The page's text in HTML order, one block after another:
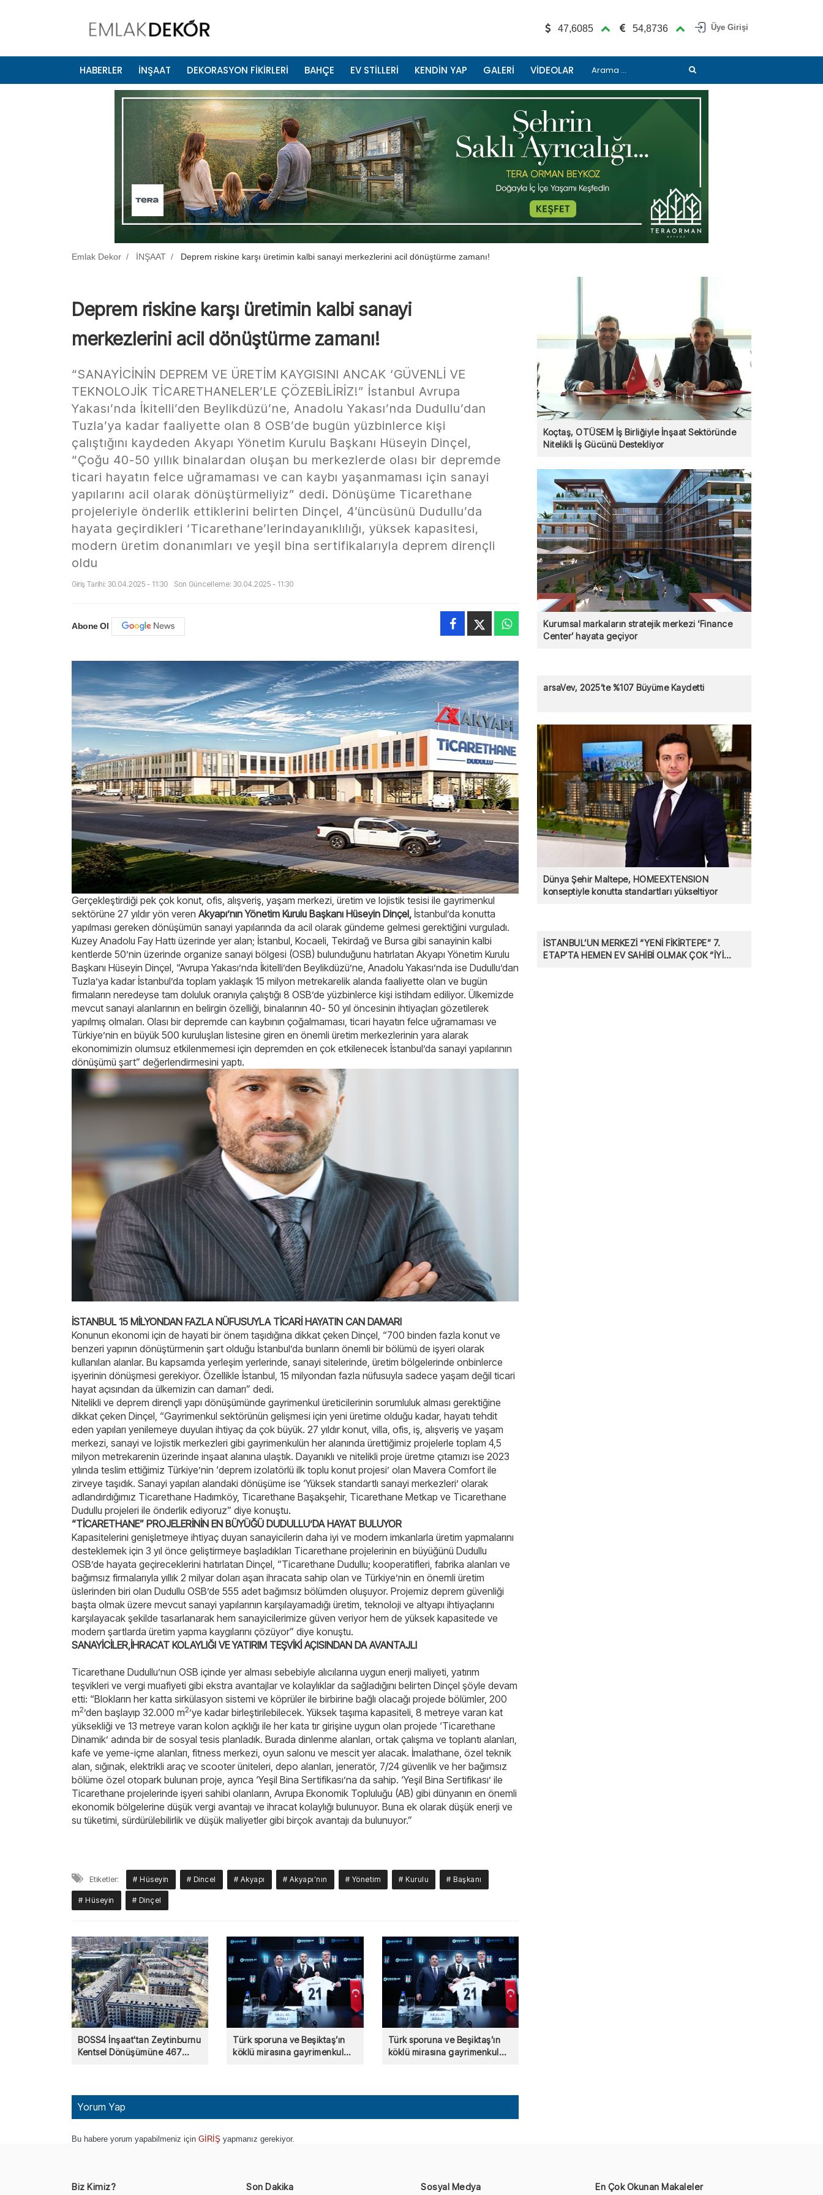
47,6085 54,8736 Üye Girişi
HABERLER İNŞAAT DEKORASYON FİKİRLERİ BAHÇE EV STİLLERİ KENDİN YAP GALERİ VİDEOLAR
Emlak Dekor İNŞAAT Deprem riskine karşı üretimin kalbi sanayi merkezlerini acil dönüştürme zamanı!
Deprem riskine karşı üretimin kalbi sanayi
merkezlerini acil dönüştürme zamanı!
“SANAYİCİNİN DEPREM VE ÜRETİM KAYGISINI ANCAK ‘GÜVENLİ VE
TEKNOLOJİK TİCARETHANELER’LE ÇÖZEBİLİRİZ!” İstanbul Avrupa
Yakası’nda İkitelli’den Beylikdüzü’ne, Anadolu Yakası’nda Dudullu’dan
Tuzla’ya kadar faaliyette olan 8 OSB’de bugün yüzbinlerce kişi
çalıştığını kaydeden Akyapı Yönetim Kurulu Başkanı Hüseyin Dinçel,
“Çoğu 40-50 yıllık binalardan oluşan bu merkezlerde olası bir depremde
ticari hayatın felce uğramaması ve can kaybı yaşanmaması için sanayi
yapılarını acil olarak dönüştürmeliyiz” dedi. Dönüşüme Ticarethane
projeleriyle önderlik ettiklerini belirten Dinçel, 4’üncüsünü Dudullu’da
hayata geçirdikleri ‘Ticarethane’lerindayanıklılığı, yüksek kapasitesi,
modern üretim donanımları ve yeşil bina sertifikalarıyla deprem dirençli
oldu
Giriş Tarihi: 30.04.2025 - 11:30 Son Güncelleme: 30.04.2025 - 11:30
Abone Ol
Gerçekleştirdiği pek çok konut, ofis, alışveriş, yaşam merkezi, üretim ve lojistik tesisi ile gayrimenkul
sektörüne 27 yıldır yön veren Akyapı’nın Yönetim Kurulu Başkanı Hüseyin Dinçel, İstanbul’da konutta
yapılması gereken dönüşümün sanayi yapılarında da acil olarak gündeme gelmesi gerektiğini vurguladı.
Kuzey Anadolu Fay Hattı üzerinde yer alan; İstanbul, Kocaeli, Tekirdağ ve Bursa gibi sanayinin kalbi
kentlerde 50’nin üzerinde organize sanayi bölgesi (OSB) bulunduğunu hatırlatan Akyapı Yönetim Kurulu
Başkanı Hüseyin Dinçel, “Avrupa Yakası’nda İkitelli’den Beylikdüzü’ne, Anadolu Yakası’nda ise Dudullu’dan
Tuzla’ya kadar İstanbul’da toplam yaklaşık 15 milyon metrekarelik alanda faaliyette olan ve bugün
firmaların neredeyse tam doluluk oranıyla çalıştığı 8 OSB’de yüzbinlerce kişi istihdam ediliyor. Ülkemizde
mevcut sanayi alanlarının en belirgin özelliği, binalarının 40- 50 yıl öncesinin ihtiyaçları gözetilerek
yapılmış olmaları. Olası bir depremde can kaybının çoğalmaması, ticari hayatın felce uğramaması ve
Türkiye’nin en büyük 500 kuruluşları listesine giren en önemli üretim merkezlerinin yara alarak
ekonomimizin olumsuz etkilenmemesi için depremden en çok etkilenecek İstanbul’da sanayi yapılarının
dönüşümü şart” değerlendirmesini yaptı.
İSTANBUL 15 MİLYONDAN FAZLA NÜFUSUYLA TİCARİ HAYATIN CAN DAMARI
Konunun ekonomi için de hayati bir önem taşıdığına dikkat çeken Dinçel, “700 binden fazla konut ve
benzeri yapının dönüştürmenin şart olduğu İstanbul’da bunların önemli bir bölümü de işyeri olarak
kullanılan alanlar. Bu kapsamda yerleşim yerlerinde, sanayi sitelerinde, üretim bölgelerinde onbinlerce
işyerinin dönüşmesi gerekiyor. Özellikle İstanbul, 15 milyondan fazla nüfusuyla sadece yaşam değil ticari
hayat açısından da ülkemizin can damarı” dedi.
Nitelikli ve deprem dirençli yapı dönüşümünde gayrimenkul üreticilerinin sorumluluk alması gerektiğine
dikkat çeken Dinçel, “Gayrimenkul sektörünün gelişmesi için yeni üretime olduğu kadar, hayatı tehdit
eden yapıları yenilemeye duyulan ihtiyaç da çok büyük. 27 yıldır konut, villa, ofis, iş, alışveriş ve yaşam
merkezi, sanayi ve lojistik merkezleri gibi gayrimenkulün her alanında ürettiğimiz projelerle toplam 4,5
milyon metrekarenin üzerinde inşaat alanına ulaştık. Dayanıklı ve nitelikli proje üretme çıtamızı ise 2023
yılında teslim ettiğimiz Türkiye’nin ‘deprem izolatörlü ilk toplu konut projesi’ olan Mavera Comfort ile
zirveye taşıdık. Sanayi yapıları alandaki dönüşüme ise ‘Yüksek standartlı sanayi merkezleri’ olarak
adlandırdığımız Ticarethane Hadımköy, Ticarethane Başakşehir, Ticarethane Metkap ve Ticarethane
Dudullu projeleri ile önderlik ediyoruz” diye konuştu.
“TİCARETHANE” PROJELERİNİN EN BÜYÜĞÜ DUDULLU’DA HAYAT BULUYOR
Kapasitelerini genişletmeye ihtiyaç duyan sanayicilerin daha iyi ve modern imkanlarla üretim yapmalarını
desteklemek için 3 yıl önce geliştirmeye başladıkları Ticarethane projelerinin en büyüğünü Dudullu
OSB’de hayata geçireceklerini hatırlatan Dinçel, “Ticarethane Dudullu; kooperatifleri, fabrika alanları ve
bağımsız firmalarıyla yıllık 2 milyar doları aşan ihracata sahip olan ve Türkiye’nin en önemli üretim
üslerinden biri olan Dudullu OSB’de 555 adet bağımsız bölümden oluşuyor. Projemiz deprem güvenliği
başta olmak üzere mevcut sanayi yapılarının karşılayamadığı üretim, teknoloji ve altyapı ihtiyaçlarını
karşılayacak şekilde tasarlanarak hem sanayicilerimize güven veriyor hem de yüksek kapasitede ve
modern şartlarda üretim yapma kaygılarını çözüyor” diye konuştu.
SANAYİCİLER,İHRACAT KOLAYLIĞI VE YATIRIM TEŞVİKİ AÇISINDAN DA AVANTAJLI
Ticarethane Dudullu’nun OSB içinde yer alması sebebiyle alıcılarına uygun enerji maliyeti, yatırım
teşvikleri ve vergi muafiyeti gibi ekstra avantajlar ve kolaylıklar da sağladığını belirten Dinçel şöyle devam
etti: “Blokların her katta sirkülasyon sistemi ve köprüler ile birbirine bağlı olacağı projede bölümler, 200
m2’den başlayıp 32.000 m2’ye kadar birleştirilebilecek. Yüksek taşıma kapasiteli, 8 metreye varan kat
yüksekliği ve 13 metreye varan kolon açıklığı ile her kata tır girişine uygun olan projede ‘Ticarethane
Dinamik’ adında bir de sosyal tesis planladık. Burada dinlenme alanları, ortak çalışma ve toplantı alanları,
kafe ve yeme-içme alanları, fitness merkezi, oyun salonu ve mescit yer alacak. İmalathane, özel teknik
alan, sığınak, elektrikli araç ve scooter üniteleri, depo alanları, jeneratör, 7/24 güvenlik ve her bağımsız
bölüme özel otopark bulunan proje, ayrıca ‘Yeşil Bina Sertifikası’na da sahip. ‘Yeşil Bina Sertifikası’ ile
Ticarethane projelerinde işyeri sahibi olanların, Avrupa Ekonomik Topluluğu (AB) gibi dünyanın en önemli
ekonomik bölgelerine düşük vergi avantajı ve ihracat kolaylığı bulunuyor. Buna ek olarak düşük enerji ve
su tüketimi, sürdürülebilirlik ve düşük maliyetler gibi birçok avantajı da bulunuyor.”
Etiketler: # Hüseyin # Dincel # Akyapı # Akyapı’nın # Yönetim # Kurulu # Başkanı
# Hüseyin # Dinçel
BOSS4 İnşaat'tan Zeytinburnu
Kentsel Dönüşümüne 467
Türk sporuna ve Beşiktaş’ın
köklü mirasına gayrimenkul
Türk sporuna ve Beşiktaş’ın
köklü mirasına gayrimenkul
Yorum Yap
Bu habere yorum yapabilmeniz için GİRİŞ yapmanız gerekiyor.
Koçtaş, OTÜSEM İş Birliğiyle İnşaat Sektöründe
Nitelikli İş Gücünü Destekliyor
Kurumsal markaların stratejik merkezi ‘Finance
Center’ hayata geçiyor
arsaVev, 2025’te %107 Büyüme Kaydetti
Dünya Şehir Maltepe, HOMEEXTENSION
konseptiyle konutta standartları yükseltiyor
İSTANBUL’UN MERKEZİ “YENİ FİKİRTEPE” 7.
ETAP’TA HEMEN EV SAHİBİ OLMAK ÇOK “İYİ
Biz Kimiz? Son Dakika Sosyal Medya En Çok Okunan Makaleler